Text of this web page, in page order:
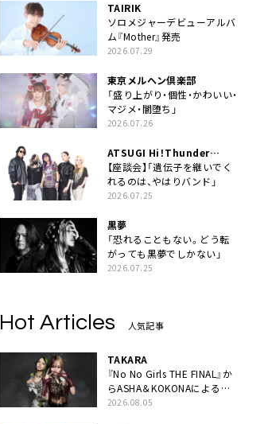
TAIRIK
ソロメジャーデビューアルバ
ム『Mother』発売
2026.07.29
東京メルヘン倶楽部
「盛り上がり・個性・かわいい・
マジメ・闇堕ち」
2026.07.26
ATSUGI Hi！Thunder
Rock Festival
【座談会】「遺伝子を継いでく
れるのは、やはりバンド」
2026.07.25
黒夢
「恐れることもない。どう転
がっても黒夢でしかない」
2026.07.25
Hot Articles 人気記事
TAKARA
『No No Girls THE FINAL』か
らASHA＆KOKONAによるユ
ニット・TAKARAがデビュー
2026.08.05